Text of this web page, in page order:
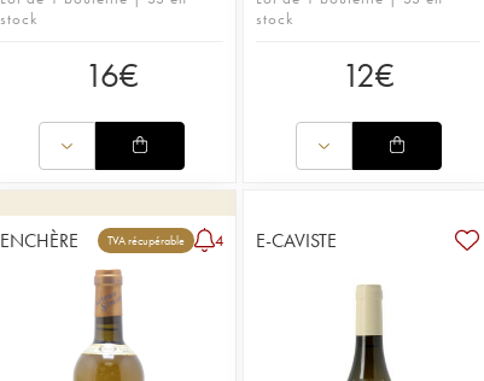
stock
16€
stock
12€
ENCHÈRE TVA récupérable 4 E-CAVISTE